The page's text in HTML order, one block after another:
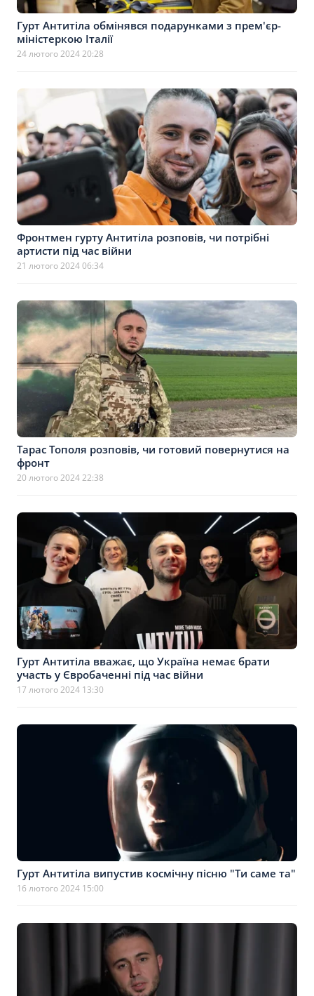
Гурт Антитіла обмінявся подарунками з прем'єр-
міністеркою Італії
24 лютого 2024 20:28
Фронтмен гурту Антитіла розповів, чи потрібні
артисти під час війни
21 лютого 2024 06:34
Тарас Тополя розповів, чи готовий повернутися на
фронт
20 лютого 2024 22:38
Гурт Антитіла вважає, що Україна немає брати
участь у Євробаченні під час війни
17 лютого 2024 13:30
Гурт Антитіла випустив космічну пісню "Ти саме та"
16 лютого 2024 15:00